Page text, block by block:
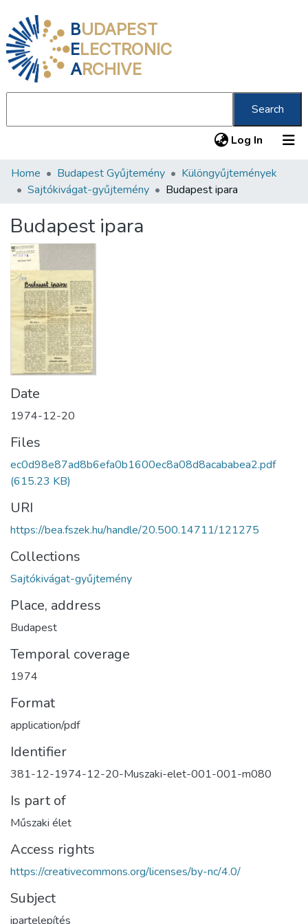
BUDAPEST
ELECTRONIC
ARCHIVE
Search
Log In (current)
Communities & Collections
Statistics
About us
Home Budapest Gyűjtemény
Különgyűjtemények
Sajtókivágat-gyűjtemény
Budapest ipara
Budapest ipara
Date
1974-12-20
Files
ec0d98e87ad8b6efa0b1600ec8a08d8acababea2.pdf
(615.23 KB)
URI
https://bea.fszek.hu/handle/20.500.14711/121275
Collections
Sajtókivágat-gyűjtemény
Place, address
Budapest
Temporal coverage
1974
Format
application/pdf
Identifier
381-12-1974-12-20-Muszaki-elet-001-001-m080
Is part of
Műszaki élet
Access rights
https://creativecommons.org/licenses/by-nc/4.0/
Subject
ipartelepítés